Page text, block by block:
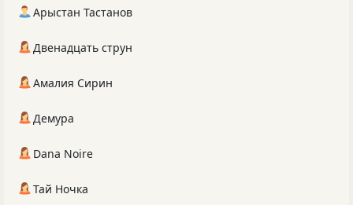
Арыстан Тастанов
Двенадцать струн
Амалия Сирин
Демура
Dana Noire
Тай Ночка